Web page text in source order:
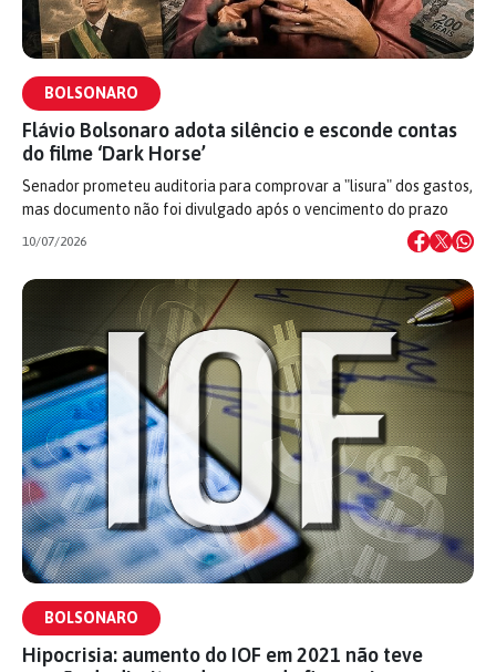
BOLSONARO
Flávio Bolsonaro adota silêncio e esconde contas
do filme ‘Dark Horse’
Senador prometeu auditoria para comprovar a "lisura" dos gastos,
mas documento não foi divulgado após o vencimento do prazo
10/07/2026
BOLSONARO
Hipocrisia: aumento do IOF em 2021 não teve